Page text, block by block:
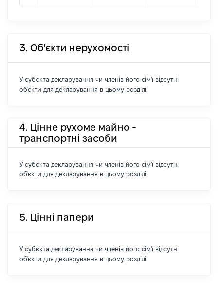
3. Об'єкти нерухомості
У суб'єкта декларування чи членів його сім'ї відсутні
об'єкти для декларування в цьому розділі.
4. Цінне рухоме майно -
транспортні засоби
У суб'єкта декларування чи членів його сім'ї відсутні
об'єкти для декларування в цьому розділі.
5. Цінні папери
У суб'єкта декларування чи членів його сім'ї відсутні
об'єкти для декларування в цьому розділі.